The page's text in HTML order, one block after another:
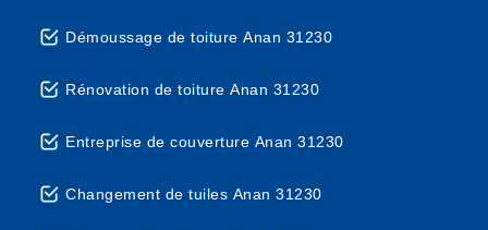
Démoussage de toiture Anan 31230
Rénovation de toiture Anan 31230
Entreprise de couverture Anan 31230
Changement de tuiles Anan 31230